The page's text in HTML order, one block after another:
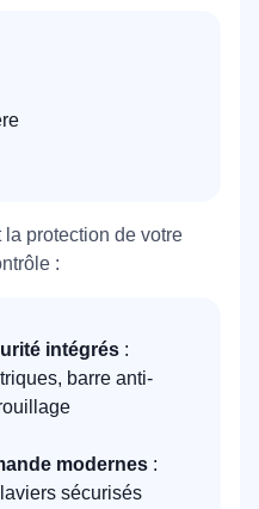
protection de votre
:
intégrés :
barre anti-
modernes :
sécurisés